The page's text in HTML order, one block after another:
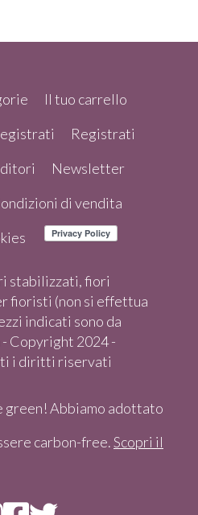
Il tuo carrello
Registrati
Newsletter
di vendita
stabilizzati, fiori
fioristi (non si effettua
indicati sono da
Copyright 2024 -
i diritti riservati
green! Abbiamo adottato
carbon-free.Scopri il